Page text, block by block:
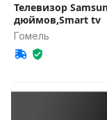
Телевизор
дюймов,Smart tv
Гомель